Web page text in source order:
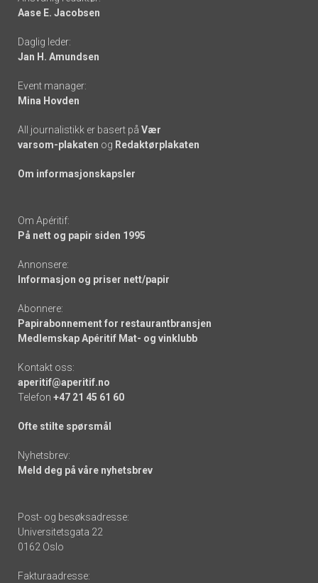
-
links
Aase E. Jacobsen
Daglig leder:
Jan H. Amundsen
Event manager:
Mina Hovden
All journalistikk er basert på Vær
varsom-plakaten og Redaktørplakaten
Om informasjonskapsler
Om Apéritif:
På nett og papir siden 1995
Annonsere:
Informasjon og priser nett/papir
Abonnere:
Papirabonnement for restaurantbransjen
Medlemskap Apéritif Mat- og vinklubb
Kontakt oss:
aperitif@aperitif.no
Telefon +47 21 45 61 60
Ofte stilte spørsmål
Nyhetsbrev:
Meld deg på våre nyhetsbrev
Post- og besøksadresse:
Universitetsgata 22
0162 Oslo
Fakturaadresse: